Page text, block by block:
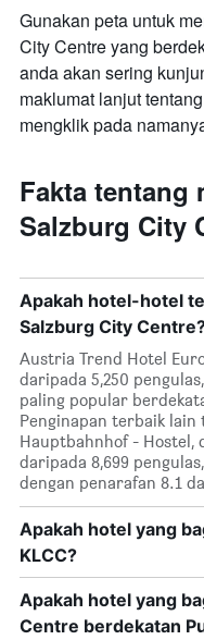
Gunakan peta untuk
City Centre yang
anda akan sering
maklumat lanjut
mengklik pada
Fakta tentang
Salzburg City
Apakah hotel-hotel
Salzburg City
Austria Trend Hotel
daripada 5,250
paling popular
Penginapan terbaik lain
Hauptbahnhof - Hostel,
daripada 8,699
dengan penarafan 8.1
Apakah hotel yang
KLCC?
Apakah hotel yang
Centre berdekatan